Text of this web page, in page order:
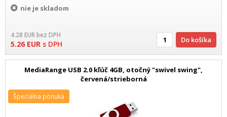
nie je skladom
4.28 EURbez DPH
5.26 EUR s DPH Do košíka
MediaRange USB 2.0 kľúč 4GB, otočný "swivel swing",
červená/strieborná
Špeciálna ponuka